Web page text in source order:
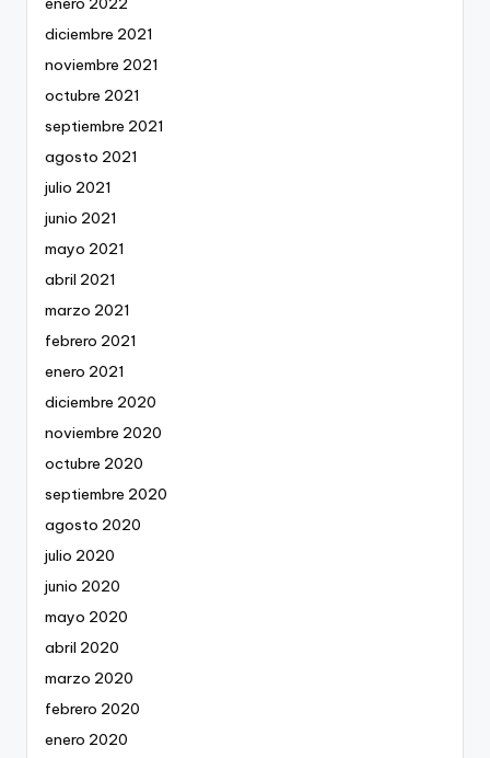
diciembre 2021
noviembre 2021
octubre 2021
septiembre 2021
agosto 2021
julio 2021
junio 2021
mayo 2021
abril 2021
marzo 2021
febrero 2021
enero 2021
diciembre 2020
noviembre 2020
octubre 2020
septiembre 2020
agosto 2020
julio 2020
junio 2020
mayo 2020
abril 2020
marzo 2020
febrero 2020
enero 2020